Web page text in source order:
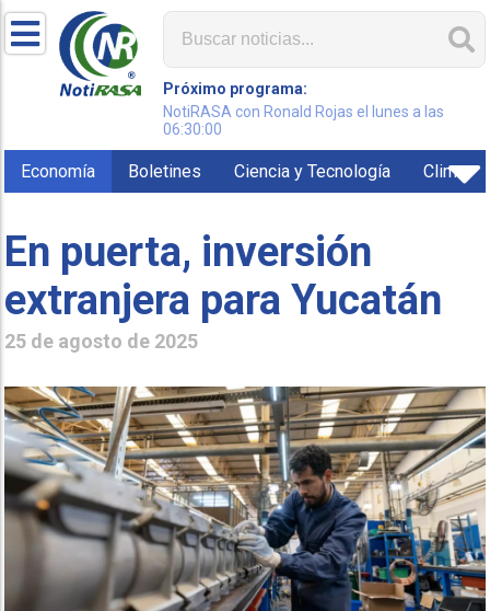
Próximo programa:
NotiRASA con Ronald Rojas el lunes a las
06:30:00
Economía Boletines Ciencia y Tecnología Clima
En puerta, inversión
extranjera para Yucatán
25 de agosto de 2025